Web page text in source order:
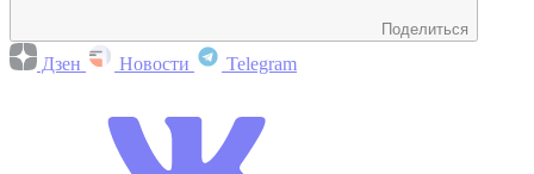
Поделиться
Дзен Новости Telegram